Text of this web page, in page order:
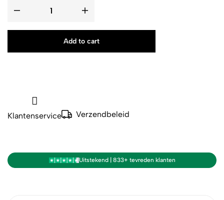
Add to cart
Klantenservice Verzendbeleid
Uitstekend | 833+ tevreden klanten